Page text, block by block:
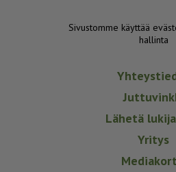
Sivustomme käyttää
hallinta
Lähetä
Yritys